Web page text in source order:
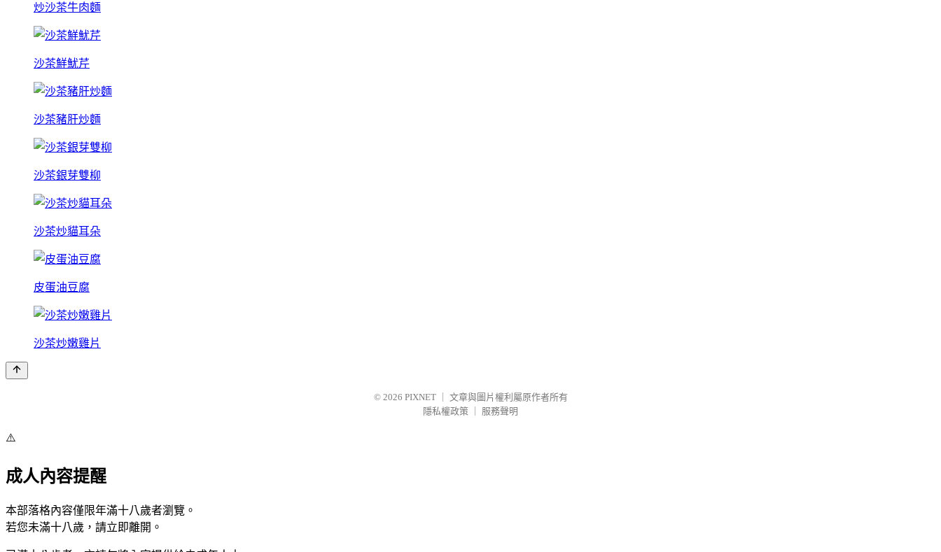
炒沙茶牛肉麵
沙茶鮮魷芹
沙茶豬肝炒麵
沙茶銀芽雙柳
沙茶炒貓耳朵
皮蛋油豆腐
沙茶炒嫩雞片
© 2026 PIXNET
文章與圖片權利屬原作者所有
隱私權政策
服務聲明
⚠️
成人內容提醒
本部落格內容僅限年滿十八歲者瀏覽。
若您未滿十八歲，請立即離開。